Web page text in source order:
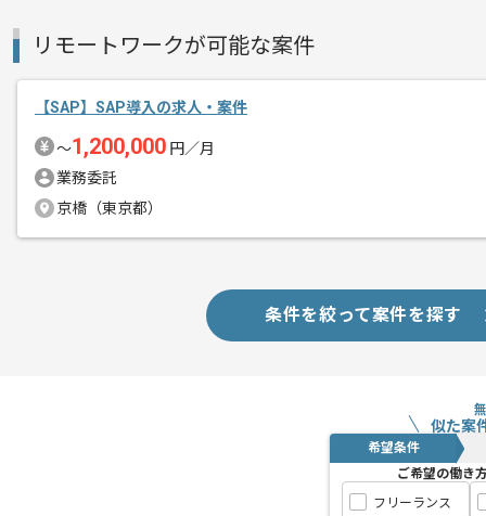
リモートワークが可能な案件
【SAP】SAP導入の求人・案件
〜1,200,000 円／月
業務委託
京橋（東京都）
条件を絞って案件を探す
似た案
希望条件
ご希望の働き
フリーランス